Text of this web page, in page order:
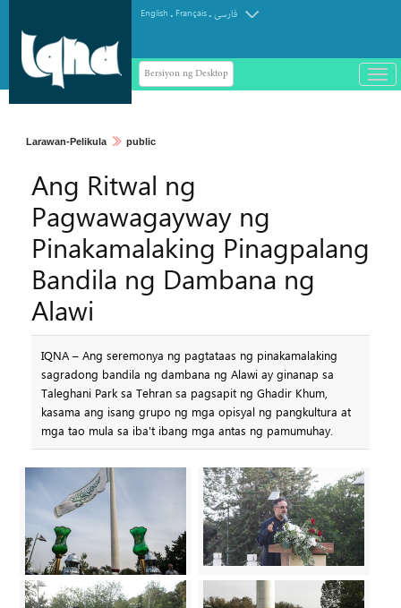
English . Français.فارسی
Bersiyon ng Desktop
باز
و
Larawan-Pelikula public
Ang Ritwal ng
Pagwawagayway ng
Pinakamalaking Pinagpalang
Bandila ng Dambana ng
Alawi
IQNA – Ang seremonya ng pagtataas ng pinakamalaking
sagradong bandila ng dambana ng Alawi ay ginanap sa
Taleghani Park sa Tehran sa pagsapit ng Ghadir Khum,
kasama ang isang grupo ng mga opisyal ng pangkultura at
mga tao mula sa iba't ibang mga antas ng pamumuhay.